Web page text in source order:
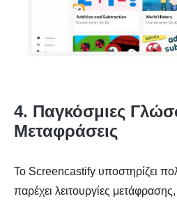
4. Παγκόσμιες
Μεταφράσεις
Το Screencastify υποστηρίζει
παρέχει λειτουργίες